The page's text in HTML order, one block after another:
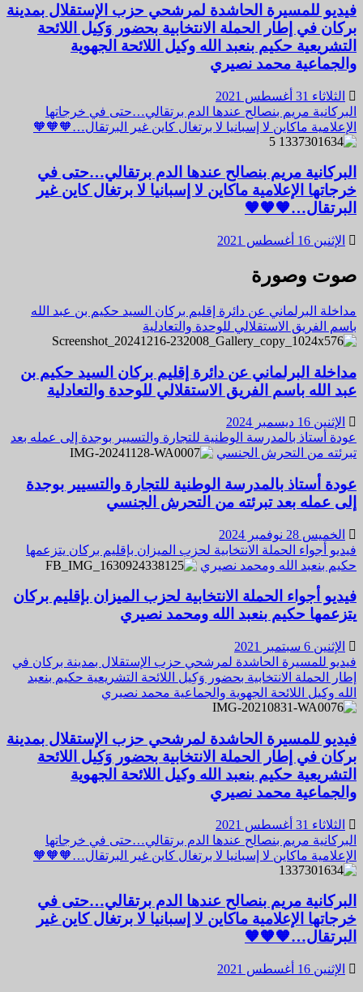
فيديو للمسيرة الحاشدة لمرشحي حزب الإستقلال بمدينة
بركان في إطار الحملة الانتخابية بحضور وَكِيل اللائحة
التشريعية حكيم بنعبد الله وكيل اللائحة الجهوية
والجماعية محمد نصيري
الثلاثاء 31 أغسطس 2021
البركانية مريم بنصالح عندها الدم برتقالي…حتى في خرجاتها
الإعلامية ماكاين لا إسبانيا لا برتغال كاين غير البرتقال…🧡🧡🧡
5
البركانية مريم بنصالح عندها الدم برتقالي…حتى في
خرجاتها الإعلامية ماكاين لا إسبانيا لا برتغال كاين غير
البرتقال…🧡🧡🧡
الإثنين 16 أغسطس 2021
صوت وصورة
مداخلة البرلماني عن دائرة إقليم بركان السيد حكيم بن عبد الله
باسم الفريق الاستقلالي للوحدة والتعادلية
مداخلة البرلماني عن دائرة إقليم بركان السيد حكيم بن
عبد الله باسم الفريق الاستقلالي للوحدة والتعادلية
الإثنين 16 ديسمبر 2024
عودة أستاذ بالمدرسة الوطنية للتجارة والتسيير بوجدة إلى عمله بعد
تبرئته من التحرش الجنسي
عودة أستاذ بالمدرسة الوطنية للتجارة والتسيير بوجدة
إلى عمله بعد تبرئته من التحرش الجنسي
الخميس 28 نوفمبر 2024
فيديو أجواء الحملة الانتخابية لحزب الميزان بإقليم بركان يتزعمها
حكيم بنعبد الله ومحمد نصيري
فيديو أجواء الحملة الانتخابية لحزب الميزان بإقليم بركان
يتزعمها حكيم بنعبد الله ومحمد نصيري
الإثنين 6 سبتمبر 2021
فيديو للمسيرة الحاشدة لمرشحي حزب الإستقلال بمدينة بركان في
إطار الحملة الانتخابية بحضور وَكِيل اللائحة التشريعية حكيم بنعبد
الله وكيل اللائحة الجهوية والجماعية محمد نصيري
فيديو للمسيرة الحاشدة لمرشحي حزب الإستقلال بمدينة
بركان في إطار الحملة الانتخابية بحضور وَكِيل اللائحة
التشريعية حكيم بنعبد الله وكيل اللائحة الجهوية
والجماعية محمد نصيري
الثلاثاء 31 أغسطس 2021
البركانية مريم بنصالح عندها الدم برتقالي…حتى في خرجاتها
الإعلامية ماكاين لا إسبانيا لا برتغال كاين غير البرتقال…🧡🧡🧡
البركانية مريم بنصالح عندها الدم برتقالي…حتى في
خرجاتها الإعلامية ماكاين لا إسبانيا لا برتغال كاين غير
البرتقال…🧡🧡🧡
الإثنين 16 أغسطس 2021